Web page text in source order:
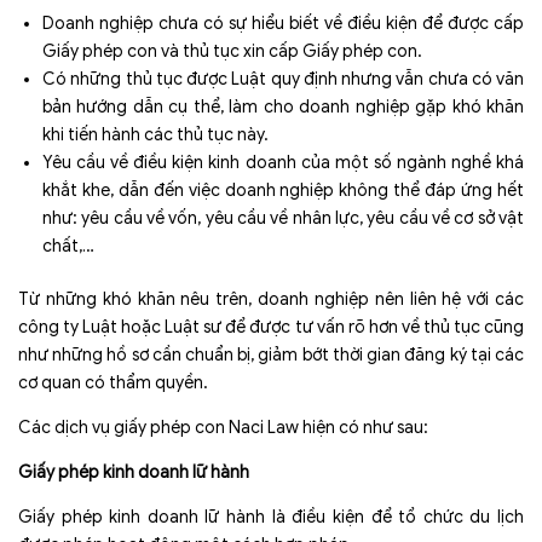
Doanh nghiệp chưa có sự hiểu biết về điều kiện để được cấp
Giấy phép con và thủ tục xin cấp Giấy phép con.
Có những thủ tục được Luật quy định nhưng vẫn chưa có văn
bản hướng dẫn cụ thể, làm cho doanh nghiệp gặp khó khăn
khi tiến hành các thủ tục này.
Yêu cầu về điều kiện kinh doanh của một số ngành nghề khá
khắt khe, dẫn đến việc doanh nghiệp không thể đáp ứng hết
như: yêu cầu về vốn, yêu cầu về nhân lực, yêu cầu về cơ sở vật
chất,…
Từ những khó khăn nêu trên, doanh nghiệp nên liên hệ với các
công ty Luật hoặc Luật sư để được tư vấn rõ hơn về thủ tục cũng
như những hồ sơ cần chuẩn bị, giảm bớt thời gian đăng ký tại các
cơ quan có thẩm quyền.
Các dịch vụ giấy phép con Naci Law hiện có như sau:
Giấy phép kinh doanh lữ hành
Giấy phép kinh doanh lữ hành là điều kiện để tổ chức du lịch